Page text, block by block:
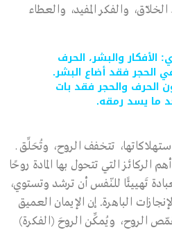
والفكر المفيد، والعطاء
الأفكار والبشر، الحرف
الحجر فقد أضاع البشر.
والحجر فقد بات
ما يسد رمقه.
تتخفف الروح، وتُحَلِّق ـ
الركائز التي تتحول بها المادة روحًا
تَهييئًا للنّفس أن ترشد وتستوي،
الباهرة. إن الإيمان العميق
الروح، ويُمكِّن الروحَ (الفكرة)